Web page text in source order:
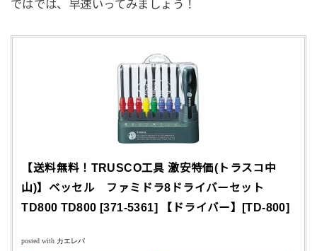
ではでは、早速いってみましょう！
【送料無料！TRUSCO工具 激安特価(トラスコ中
山)】ベッセル ファミドラ8ドライバーセット
TD800 TD800 [371-5361] 【ドライバー】[TD-800]
posted with カエレバ